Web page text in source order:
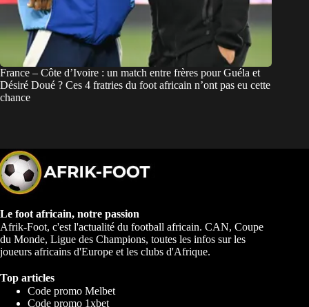
France – Côte d’Ivoire : un match entre frères pour Guéla et
Désiré Doué ? Ces 4 fratries du foot africain n’ont pas eu cette
chance
Le foot africain, notre passion
Afrik-Foot, c'est l'actualité du football africain. CAN, Coupe
du Monde, Ligue des Champions, toutes les infos sur les
joueurs africains d'Europe et les clubs d'Afrique.
Top articles
Code promo Melbet
Code promo 1xbet